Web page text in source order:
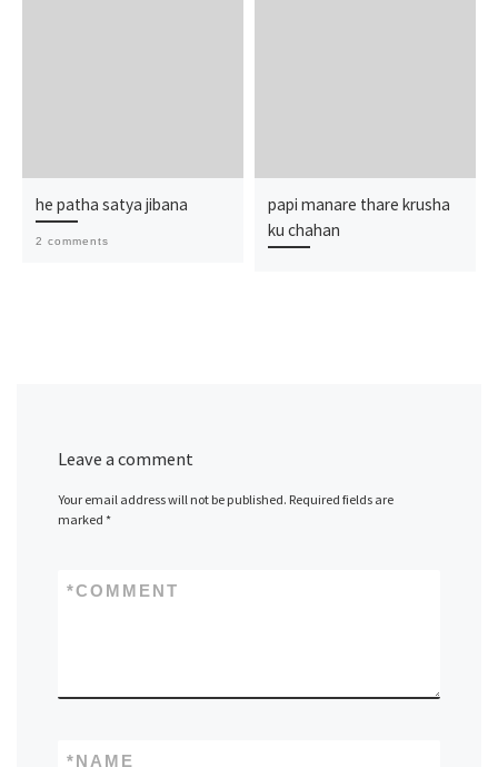
he patha satya jibana
2 comments
papi manare thare krusha
ku chahan
Leave a comment
Your email address will not be published. Required fields are
marked *
COMMENT
*
NAME
*